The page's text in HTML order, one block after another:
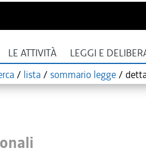
LE ATTIVITÀ LEGGI E
/ lista / sommario legge /